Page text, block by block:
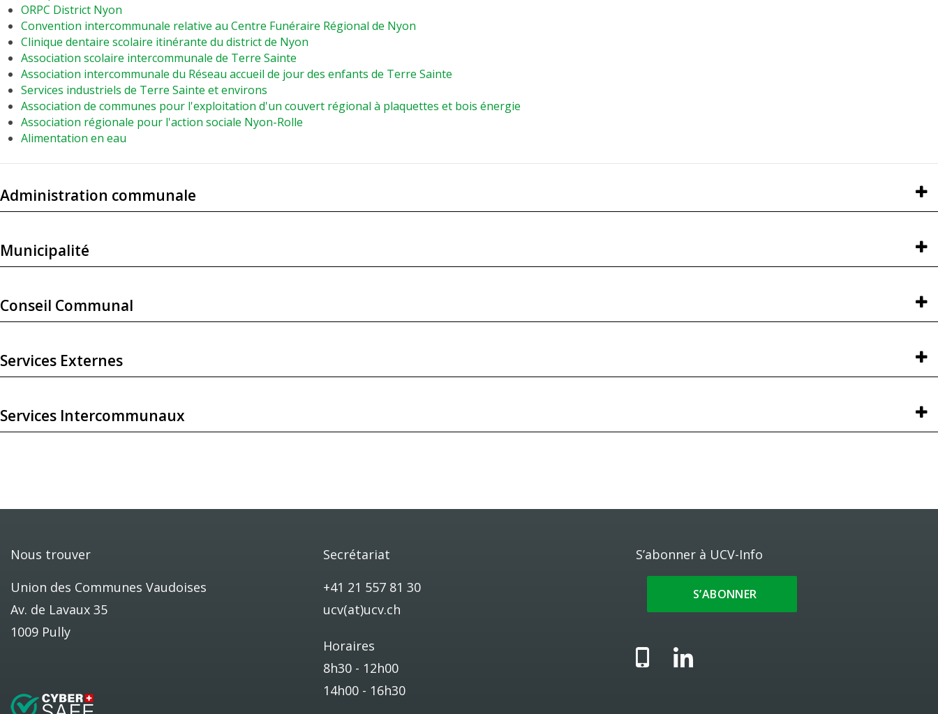
ORPC District Nyon
Convention intercommunale relative au Centre Funéraire Régional de Nyon
Clinique dentaire scolaire itinérante du district de Nyon
Association scolaire intercommunale de Terre Sainte
Association intercommunale du Réseau accueil de jour des enfants de Terre Sainte
Services industriels de Terre Sainte et environs
Association de communes pour l'exploitation d'un couvert régional à plaquettes et bois énergie
Association régionale pour l'action sociale Nyon-Rolle
Alimentation en eau
Administration communale
Municipalité
Conseil Communal
Services Externes
Services Intercommunaux
Nous trouver
Union des Communes Vaudoises
Av. de Lavaux 35
1009 Pully
Secrétariat
+41 21 557 81 30
ucv(at)ucv.ch
Horaires
8h30 - 12h00
14h00 - 16h30
S’abonner à UCV-Info
S’ABONNER